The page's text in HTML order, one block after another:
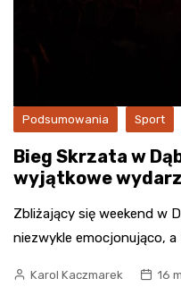
Podsumowania Sport
Bieg Skrzata w
wyjątkowe
Zbliżający się weekend w
niezwykle emocjonująco,
Karol Kaczmarek 16